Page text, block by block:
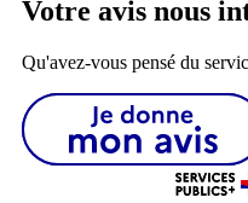
Votre avis nous
Qu'avez-vous pensé du